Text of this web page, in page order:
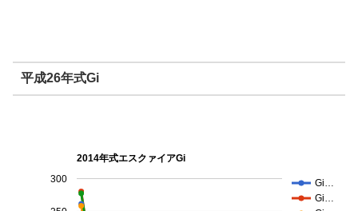
平成26年式Gi
2014年式エスクァイアGi
Gi…
Gi…
300